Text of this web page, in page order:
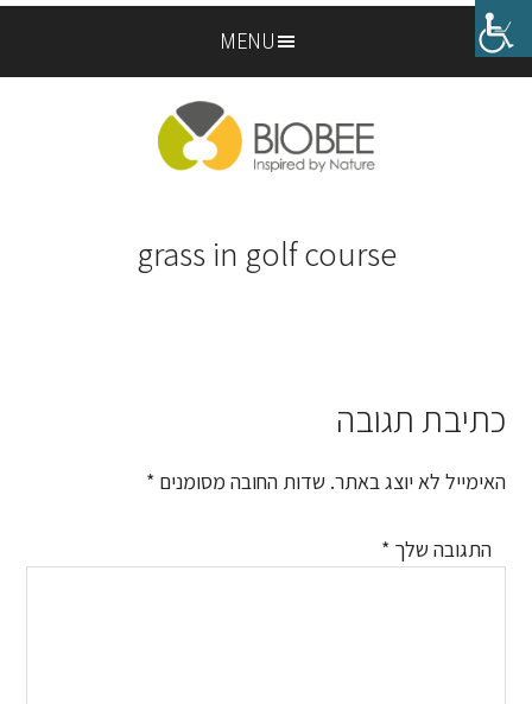
Skip
to
Skip
to
MENU
grass in golf course
Reader
Interactions
כתיבת תגובה
האימייל לא יוצג באתר. שדות החובה מסומנים *
התגובה שלך *